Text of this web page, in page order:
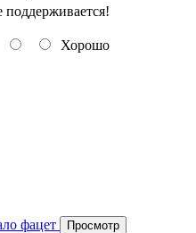
поддерживается!
Хорошо
Просмотр